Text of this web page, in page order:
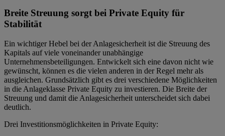
Breite Streuung sorgt bei Private Equity für
Stabilität
Ein wichtiger Hebel bei der Anlagesicherheit ist die Streuung des
Kapitals auf viele voneinander unabhängige
Unternehmensbeteiligungen. Entwickelt sich eine davon nicht wie
gewünscht, können es die vielen anderen in der Regel mehr als
ausgleichen. Grundsätzlich gibt es drei verschiedene Möglichkeiten
in die Anlageklasse Private Equity zu investieren. Die Breite der
Streuung und damit die Anlagesicherheit unterscheidet sich dabei
deutlich.
Drei Investitionsmöglichkeiten in Private Equity: